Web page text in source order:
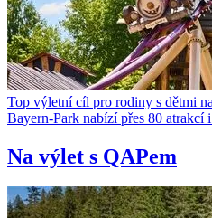
Top výletní cíl pro rodiny s dětmi
Bayern-Park nabízí přes 80 atrakcí
Na výlet s QAPem